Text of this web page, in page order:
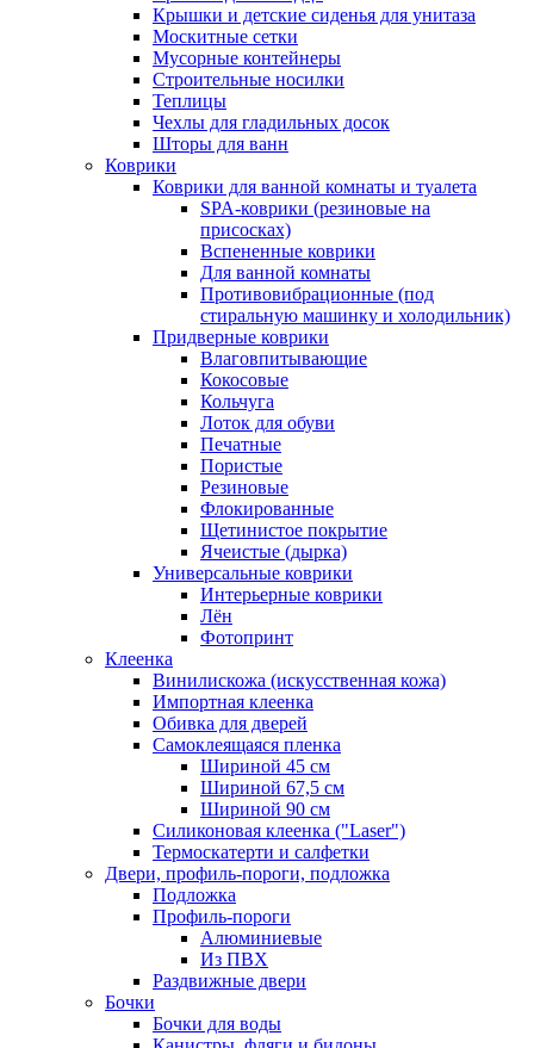
Крышки и детские сиденья для унитаза
Москитные сетки
Мусорные контейнеры
Строительные носилки
Теплицы
Чехлы для гладильных досок
Шторы для ванн
Коврики
Коврики для ванной комнаты и туалета
SPA-коврики (резиновые на
присосках)
Вспененные коврики
Для ванной комнаты
Противовибрационные (под
стиральную машинку и холодильник)
Придверные коврики
Влаговпитывающие
Кокосовые
Кольчуга
Лоток для обуви
Печатные
Пористые
Резиновые
Флокированные
Щетинистое покрытие
Ячеистые (дырка)
Универсальные коврики
Интерьерные коврики
Лён
Фотопринт
Клеенка
Винилискожа (искусственная кожа)
Импортная клеенка
Обивка для дверей
Самоклеящаяся пленка
Шириной 45 см
Шириной 67,5 см
Шириной 90 см
Силиконовая клеенка ("Laser")
Термоскатерти и салфетки
Двери, профиль-пороги, подложка
Подложка
Профиль-пороги
Алюминиевые
Из ПВХ
Раздвижные двери
Бочки
Бочки для воды